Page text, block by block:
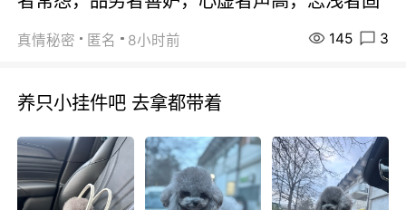
真情秘密 匿名 8小时前 145 3
养只小挂件吧 去拿都带着